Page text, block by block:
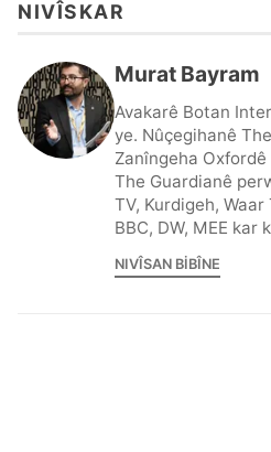
NIVÎSKAR
Murat Bayram
Avakarê Botan
ye. Nûçegihanê
Zanîngeha
The Guardianê
TV, Kurdigeh,
BBC, DW, MEE kar
NIVÎSAN BIBÎNE